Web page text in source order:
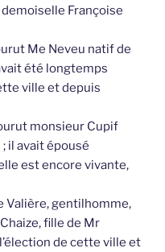
Françoise
Me Neveu natif de
été longtemps
ville et depuis
monsieur Cupif
il avait épousé
est encore vivante,
Valière, gentilhomme,
fille de Mr
de cette ville et